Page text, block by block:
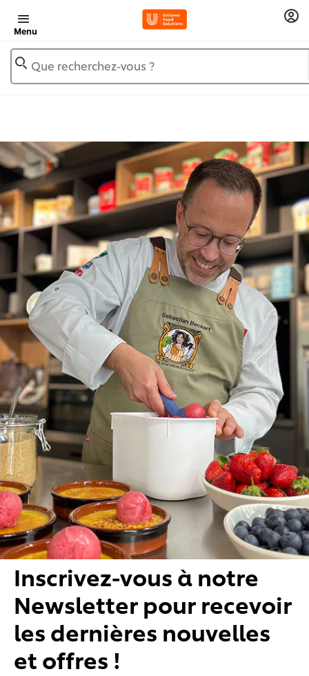
Menu
Que recherchez-vous ?
Inscrivez-vous à notre
Newsletter pour recevoir
les dernières nouvelles
et offres !